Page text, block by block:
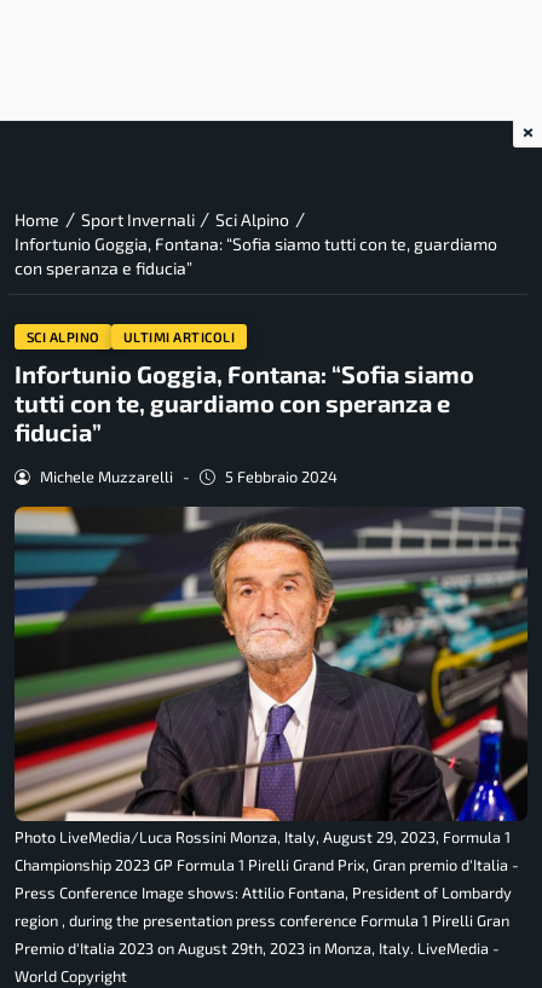
Home / Sport Invernali / Sci Alpino /
Infortunio Goggia, Fontana: “Sofia siamo tutti con te, guardiamo
con speranza e fiducia”
SCI ALPINO ULTIMI ARTICOLI
Infortunio Goggia, Fontana: “Sofia siamo
tutti con te, guardiamo con speranza e
fiducia”
Michele Muzzarelli - 5 Febbraio 2024
Photo LiveMedia/Luca Rossini Monza, Italy, August 29, 2023, Formula 1
Championship 2023 GP Formula 1 Pirelli Grand Prix, Gran premio d'Italia -
Press Conference Image shows: Attilio Fontana, President of Lombardy
region , during the presentation press conference Formula 1 Pirelli Gran
Premio d'Italia 2023 on August 29th, 2023 in Monza, Italy. LiveMedia -
World Copyright
×